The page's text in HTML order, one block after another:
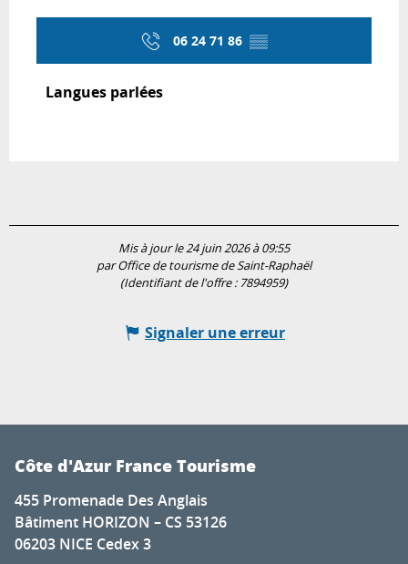
06 24 71 86 ▒▒
Langues parlées
Langues parlées
Mis à jour le 24 juin 2026 à 09:55
par Office de tourisme de Saint-Raphaël
(Identifiant de l'offre : 7894959)
Signaler une erreur
Côte d'Azur France Tourisme
455 Promenade Des Anglais
Bâtiment HORIZON – CS 53126
06203 NICE Cedex 3